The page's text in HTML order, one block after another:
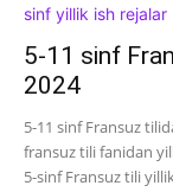
5-11 sinf
2024
5-11 sinf Fransuz
fransuz tili fanidan
5-sinf Fransuz tili